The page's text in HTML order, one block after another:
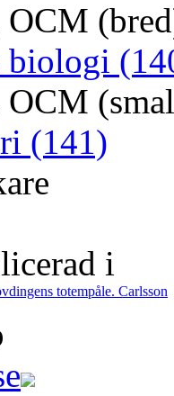
biologi
(141)
i
totempåle. Carlsson